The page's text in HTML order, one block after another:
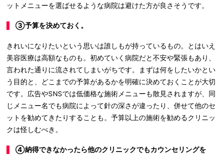
ットメニューを選ばせるような病院は避けた方が良さそうです。
③予算を決めておく。
きれいになりたいという思いは誰しもが持っているもの。とはいえ
美容医療は高額なものも。初めていく病院だと不安や緊張もあり、
言われた通りに流されてしまいがちです。まずは何をしたいかとい
う目的と、どこまでの予算があるかを明確に決めておくことが大切
です。広告やSNSでは低価格な施術メニューも散見されますが、同
じメニュー名でも病院によって針の深さが違ったり、併せて他のセ
ットを勧めてきたりすることも。予算以上の施術を勧めるクリニッ
クは怪しむべき。
④納得できなかったら他のクリニックでもカウンセリングを